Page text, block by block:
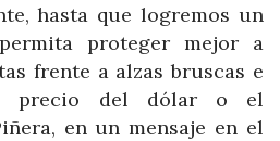
hasta que logremos un
proteger mejor a
frente a alzas bruscas e
precio del dólar o el
en un mensaje en el